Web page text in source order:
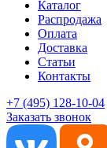
Каталог
Распродажа
Оплата
Доставка
Статьи
Контакты
+7 (495) 128-10-04
Заказать звонок